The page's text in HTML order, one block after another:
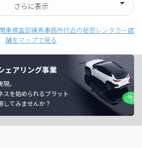
さらに表示
東検査部練馬事務所付近の格安レンタカー店
舗をマップで見る
ェアリング事業
。
スを始められるプラット
してみませんか？